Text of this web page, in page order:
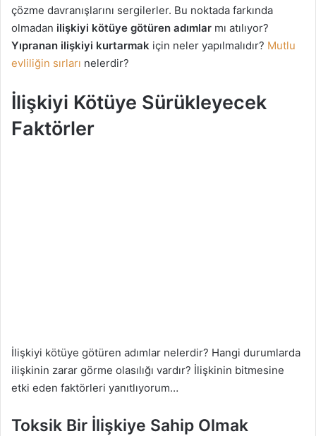
çözme davranışlarını sergilerler. Bu noktada farkında
olmadan ilişkiyi kötüye götüren adımlar mı atılıyor?
Yıpranan ilişkiyi kurtarmak için neler yapılmalıdır? Mutlu
evliliğin sırları nelerdir?
İlişkiyi Kötüye Sürükleyecek
Faktörler
İlişkiyi kötüye götüren adımlar nelerdir? Hangi durumlarda
ilişkinin zarar görme olasılığı vardır? İlişkinin bitmesine
etki eden faktörleri yanıtlıyorum…
Toksik Bir İlişkiye Sahip Olmak